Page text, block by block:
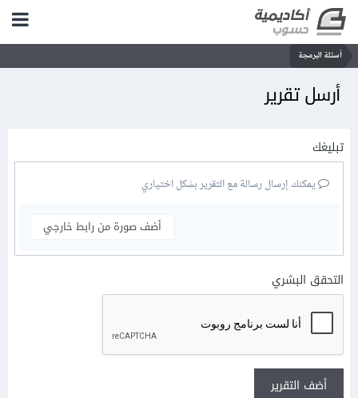
أسئلة البرمجة
أرسل تقرير
تبليغك
يمكنك إرسال رسالة مع التقرير بشكل اختياري
أضف صورة من رابط خارجي
التحقق البشري
أضف التقرير